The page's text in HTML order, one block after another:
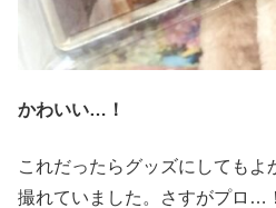
かわいい…！
これだったらグッズにしても
撮れていました。さすがプロ…！